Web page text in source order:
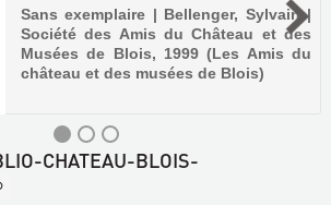
Sans exemplaire | Bellenger, Sylvain |
Société des Amis du Château et des
Musées de Blois, 1999 (Les Amis du
château et des musées de Blois)
CHATEAU-BLOIS-